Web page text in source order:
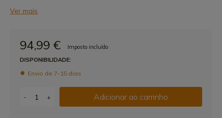
Ver mais
94,99 €
Imposto incluído
DISPONIBILIDADE:
Envio de 7-15 dias
- + Adicionar ao carrinho